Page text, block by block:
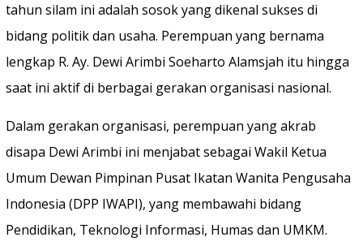
tahun silam ini adalah sosok yang dikenal sukses di
bidang politik dan usaha. Perempuan yang bernama
lengkap R. Ay. Dewi Arimbi Soeharto Alamsjah itu hingga
saat ini aktif di berbagai gerakan organisasi nasional.
Dalam gerakan organisasi, perempuan yang akrab
disapa Dewi Arimbi ini menjabat sebagai Wakil Ketua
Umum Dewan Pimpinan Pusat Ikatan Wanita Pengusaha
Indonesia (DPP IWAPI), yang membawahi bidang
Pendidikan, Teknologi Informasi, Humas dan UMKM.